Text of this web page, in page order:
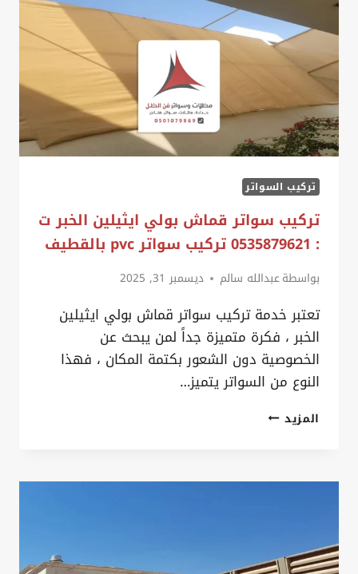
0535879621
،
سواتر
حديد
للمنازل
الدمام
تركيب السواتر
تركيب سواتر قماش بولي ايثيلين الخبر ت
: 0535879621 تركيب سواتر pvc بالقطيف
بواسطةعبدالله سالم ديسمبر 31, 2025
تعتبر خدمة تركيب سواتر قماش بولي ايثيلين
الخبر ، فكرة متميزة جداً لمن يبحث عن
الخصوصية دون الشعور بكتمة المكان ، فهذا
النوع من السواتر يتميز…
المزيدتركيب
بولي